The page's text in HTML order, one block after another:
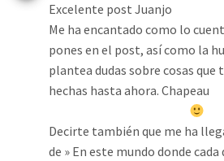
Excelente post Juanjo
Me ha encantado como lo
pones en el post, así como la
plantea dudas sobre cosas que
hechas hasta ahora. Chapeau
Decirte también que me ha
de » En este mundo donde